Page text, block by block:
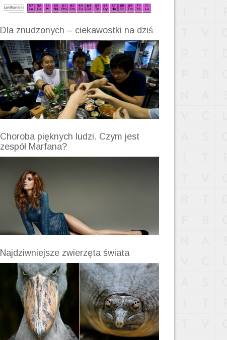
Dla znudzonych – ciekawostki na dziś
Choroba pięknych ludzi. Czym jest
zespół Marfana?
Najdziwniejsze zwierzęta świata